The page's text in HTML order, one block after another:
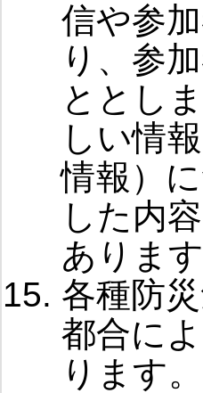
信や参
り、参
ととし
しい情
情報）
した内
あります
各種防
都合に
ります。